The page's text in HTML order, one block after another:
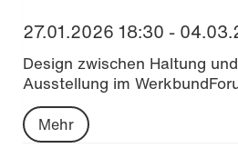
27.01.2026 18:30 -
Design zwischen Haltung
Ausstellung im
Mehr